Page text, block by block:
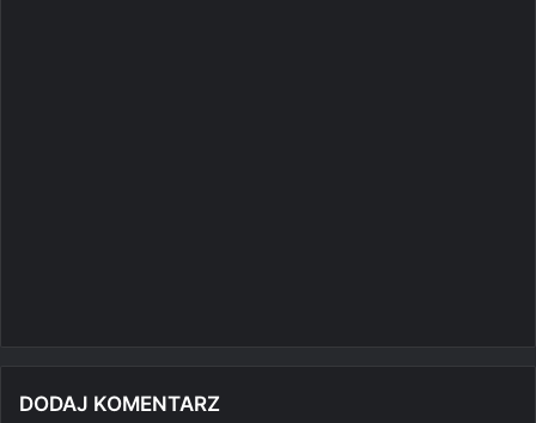
DODAJ KOMENTARZ